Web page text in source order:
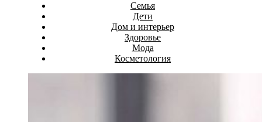
Семья
Дети
Дом и интерьер
Здоровье
Мода
Косметология